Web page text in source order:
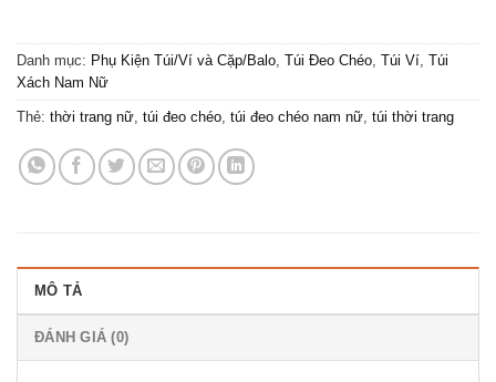
Danh mục: Phụ Kiện Túi/Ví và Cặp/Balo Túi Đeo Chéo Túi Ví Túi
Xách Nam Nữ
Thẻ: thời trang nữ túi đeo chéo túi đeo chéo nam nữ túi thời trang
MÔ TẢ
ĐÁNH GIÁ (0)